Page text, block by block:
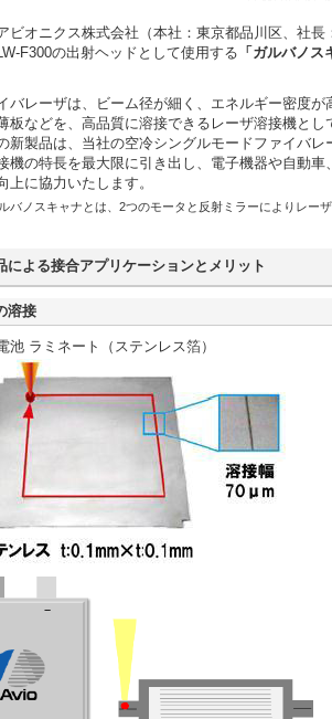
ビオニクス株式会社（本社：東京都品川区、社
F300の出射ヘッドとして使用する 「ガルバノ
バレーザは、ビーム径が細く、エネルギー密度が
板などを、高品質に溶接できるレーザ溶接機とし
新製品は、当社の空冷シングルモードファイバレ
機の特長を最大限に引き出し、電子機器や自動
上に協力いたします。
バノスキャナとは、2つのモータと反射ミラーによりレー
による接合アプリケーションとメリット
溶接
池 ラミネート（ステンレス箔）